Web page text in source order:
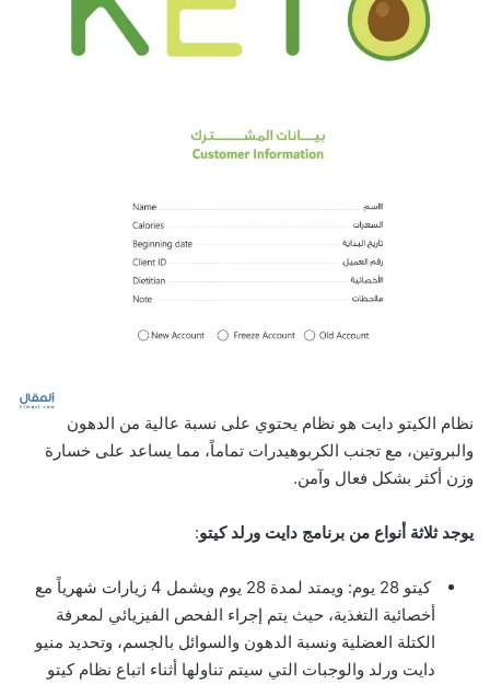
نظام الكيتو دايت هو نظام يحتوي على نسبة عالية من الدهون
والبروتين، مع تجنب الكربوهيدرات تماماً، مما يساعد على خسارة
وزن أكثر بشكل فعال وآمن.
يوجد ثلاثة أنواع من برنامج دايت ورلد كيتو:
كيتو 28 يوم: ويمتد لمدة 28 يوم ويشمل 4 زيارات شهرياً مع
أخصائية التغذية، حيث يتم إجراء الفحص الفيزيائي لمعرفة
الكتلة العضلية ونسبة الدهون والسوائل بالجسم، وتحديد منيو
دايت ورلد والوجبات التي سيتم تناولها أثناء اتباع نظام كيتو